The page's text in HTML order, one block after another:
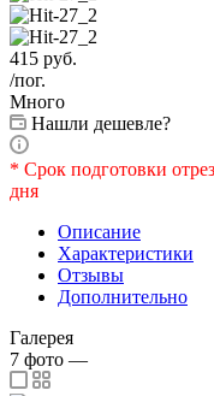
415 руб.
/пог.
Много
Нашли дешевле?
* Срок подготовки
дня
Описание
Характеристики
Отзывы
Дополнительно
Галерея
7 фото —